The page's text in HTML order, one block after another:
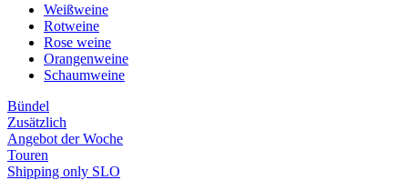
Weißweine
Rotweine
Rose weine
Orangenweine
Schaumweine
Bündel
Zusätzlich
Angebot der Woche
Touren
Shipping only SLO